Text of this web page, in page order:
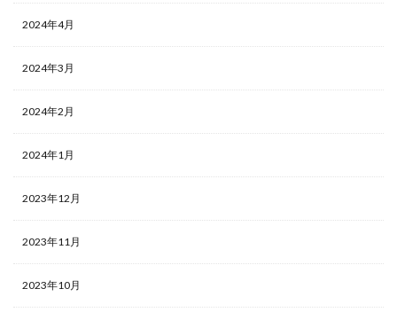
2024年4月
2024年3月
2024年2月
2024年1月
2023年12月
2023年11月
2023年10月